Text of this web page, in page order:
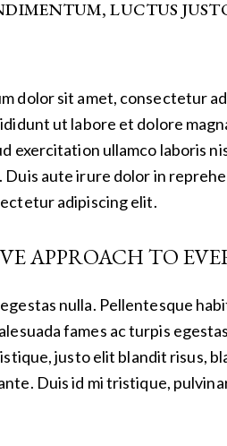
LUCTUS
dolor sit amet, consectetur
ut labore et dolore
exercitation ullamco laboris
Duis aute irure dolor in
adipiscing elit.
APPROACH TO
nulla. Pellentesque
fames ac turpis
justo elit blandit risus,
Duis id mi tristique,